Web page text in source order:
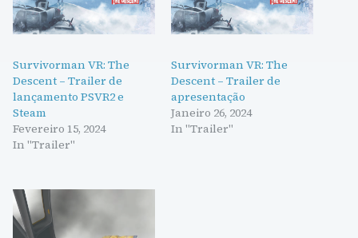
Survivorman VR: The
Descent – Trailer de
lançamento PSVR2 e
Steam
Fevereiro 15, 2024
In "Trailer"
Survivorman VR: The
Descent – Trailer de
apresentação
Janeiro 26, 2024
In "Trailer"